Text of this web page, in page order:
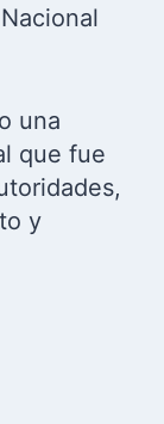
una
que fue
y